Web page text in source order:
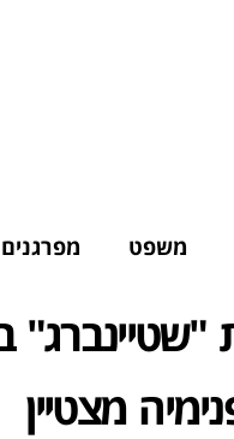
משפט מפרגנים
מצטיין